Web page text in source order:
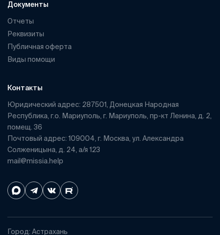
Документы
Отчеты
Реквизиты
Публичная оферта
Виды помощи
Контакты
Юридический адрес: 287501, Донецкая Народная
Республика, г.о. Мариуполь, г. Мариуполь, пр-кт Ленина, д. 2,
помещ. 36
Почтовый адрес: 109004, г. Москва, ул. Александра
Солженицына, д. 24, а/я 123
mail@missia.help
Город: Астрахань